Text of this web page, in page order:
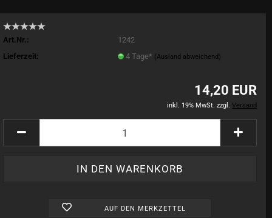
Art.Nr.:
1242
Lieferzeit:
4 Tage* (Ausland abweichend)
14,20 EUR
inkl. 19% MwSt. zzgl. Versand
AUF DEN MERKZETTEL